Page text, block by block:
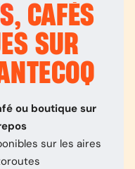
CAFÉS
SUR
ou boutique sur
sur les aires